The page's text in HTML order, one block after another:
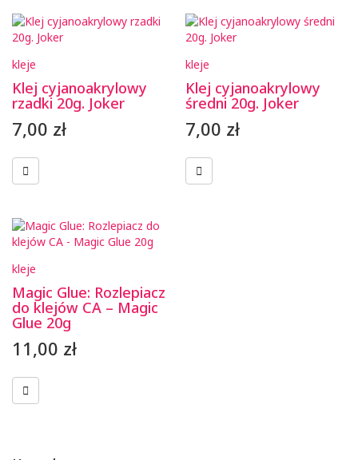
kleje
Klej cyjanoakrylowy
rzadki 20g. Joker
7,00 zł
kleje
Klej cyjanoakrylowy
średni 20g. Joker
7,00 zł
kleje
Magic Glue: Rozlepiacz
do klejów CA – Magic
Glue 20g
11,00 zł